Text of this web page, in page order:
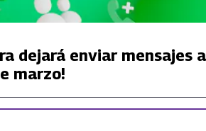
dejará enviar mensajes a
marzo!